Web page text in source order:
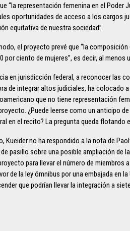
“la representación femenina en el
oportunidades de acceso a los cargos
equitativa de nuestra sociedad”.
el proyecto prevé que “la
por ciento de mujeres”, es decir, al
en jurisdicción federal, a reconocer las
de integrar altos judiciales, ha colocado
que no tiene representación
¿Puede leerse como un anticipo
en el recito? La pregunta queda flotando
Kueider no ha respondido a la nota de
pasillo sobre una posible ampliación de
para llevar el número de miembros
de la ley ómnibus por una embajada en
que podrían llevar la integración a